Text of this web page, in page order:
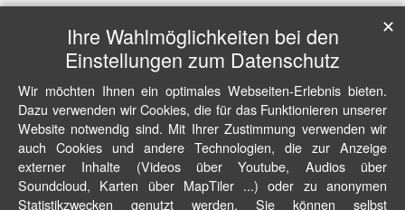
Ihre Wahlmöglichkeiten bei den
Einstellungen zum Datenschutz
Wir möchten Ihnen ein optimales Webseiten-Erlebnis bieten.
Dazu verwenden wir Cookies, die für das Funktionieren unserer
Website notwendig sind. Mit Ihrer Zustimmung verwenden wir
auch Cookies und andere Technologien, die zur Anzeige
externer Inhalte (Videos über Youtube, Audios über
Soundcloud, Karten über MapTiler ...) oder zu anonymen
Statistikzwecken genutzt werden. Sie können selbst
✕